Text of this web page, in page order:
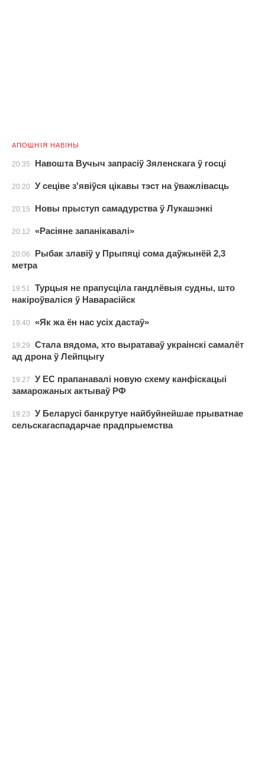
АПОШНІЯ НАВІНЫ
20:35 Навошта Вучыч запрасіў Зяленскага ў госці
20:20 У сеціве з'явіўся цікавы тэст на ўважлівасць
20:15 Новы прыступ самадурства ў Лукашэнкі
20:12 «Расіяне запанікавалі»
20:06
Рыбак злавіў у Прыпяці сома даўжынёй 2,3
метра
19:51
Турцыя не прапусціла гандлёвыя судны, што
накіроўваліся ў Наварасійск
19:40 «Як жа ён нас усіх дастаў»
19:29
Стала вядома, хто выратаваў украінскі самалёт
ад дрона ў Лейпцыгу
19:27
У ЕС прапанавалі новую схему канфіскацыі
замарожаных актываў РФ
19:23
У Беларусі банкрутуе найбуйнейшае прыватнае
сельскагаспадарчае прадпрыемства